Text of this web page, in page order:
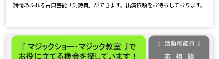
詩情あふれる古典芸能「剣詩舞」ができます。出演依頼をお待ちしております。